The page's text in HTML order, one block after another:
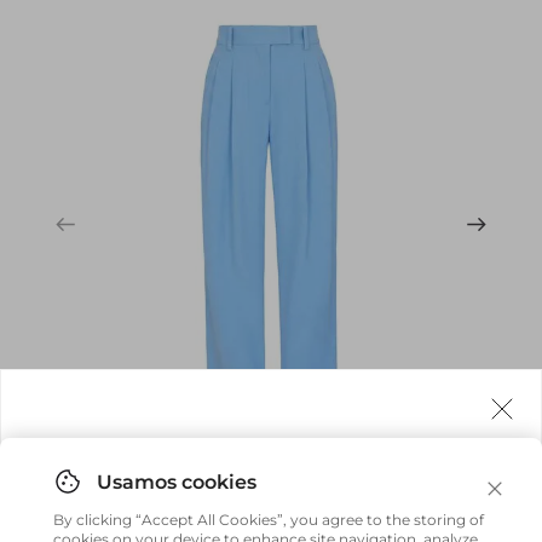
aplicado completam o visual elegante da peça.
em sua casa, não importa onde você estiver.
By clicking “Accept All Cookies”, you agree to the storing of